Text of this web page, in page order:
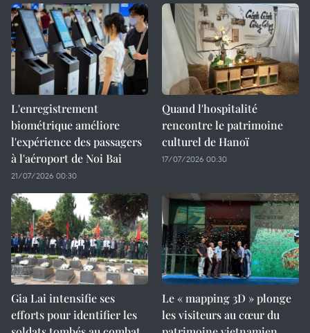
L'enregistrement
biométrique améliore
l'expérience des passagers
à l'aéroport de Noi Bai
21/07/2026 00:30
Quand l'hospitalité
rencontre le patrimoine
culturel de Hanoï
17/07/2026 00:30
Gia Lai intensifie ses
efforts pour identifier les
Le « mapping 3D » plonge
les visiteurs au cœur du